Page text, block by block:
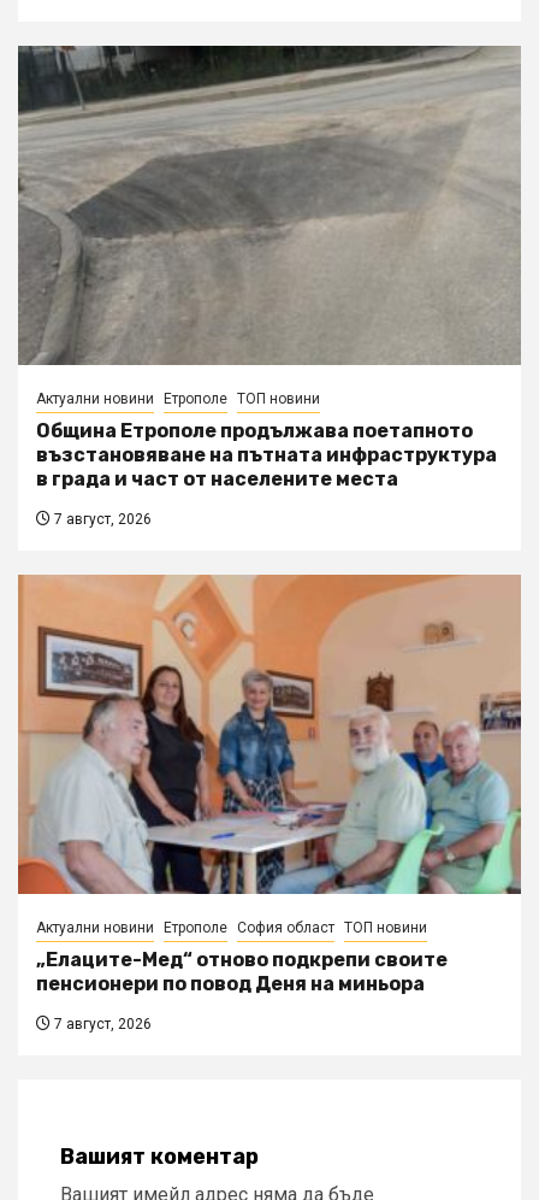
Актуални новини Етрополе ТОП новини
Община Етрополе продължава поетапното
възстановяване на пътната инфраструктура
в града и част от населените места
7 август, 2026
Актуални новини Етрополе София област ТОП новини
„Елаците-Мед“ отново подкрепи своите
пенсионери по повод Деня на миньора
7 август, 2026
Вашият коментар
Вашият имейл адрес няма да бъде